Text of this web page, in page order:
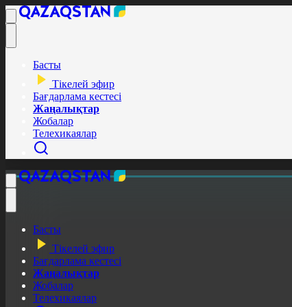
Басты
Тікелей эфир
Бағдарлама кестесі
Жаңалықтар
Жобалар
Телехикаялар
Басты
Тікелей эфир
Бағдарлама кестесі
Жаңалықтар
Жобалар
Телехикаялар